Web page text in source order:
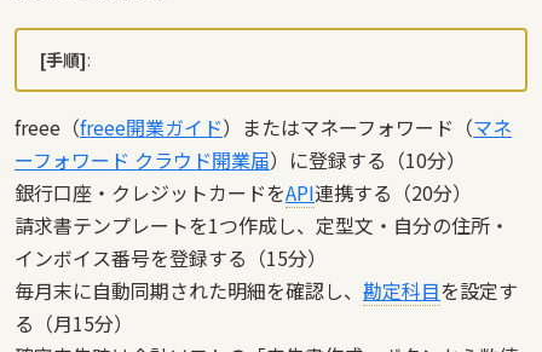
[手順]:
freee（freee開業ガイド）またはマネーフォワード（マネ
ーフォワード クラウド開業届）に登録する（10分）
銀行口座・クレジットカードをAPI連携する（20分）
請求書テンプレートを1つ作成し、定型文・自分の住所・
インボイス番号を登録する（15分）
毎月末に自動同期された明細を確認し、 勘定科目を設定す
る（月15分）